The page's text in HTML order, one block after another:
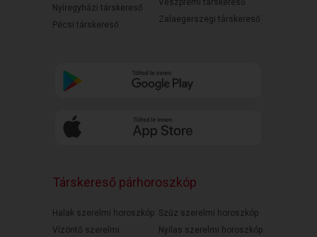
Nyíregyházi társkereső
Pécsi társkereső
Zalaegerszegi társkereső
Társkereső párhoroszkóp
Halak szerelmi horoszkóp
Vízöntő szerelmi
Szűz szerelmi horoszkóp
Nyilas szerelmi horoszkóp